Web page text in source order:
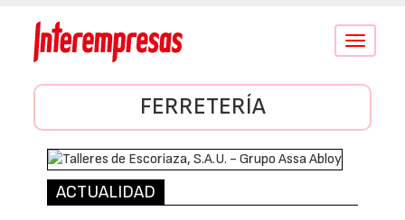
Conmutar
FERRETERÍA
ACTUALIDAD